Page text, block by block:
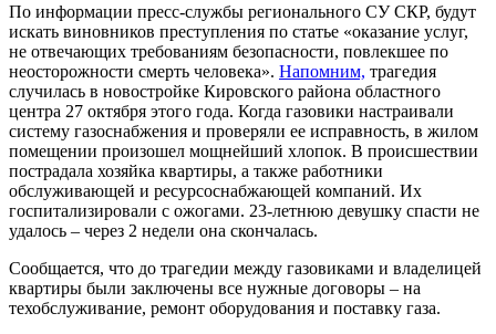
По информации пресс-службы регионального СУ СКР, будут
искать виновников преступления по статье «оказание услуг,
не отвечающих требованиям безопасности, повлекшее по
неосторожности смерть человека». Напомним, трагедия
случилась в новостройке Кировского района областного
центра 27 октября этого года. Когда газовики настраивали
систему газоснабжения и проверяли ее исправность, в жилом
помещении произошел мощнейший хлопок. В происшествии
пострадала хозяйка квартиры, а также работники
обслуживающей и ресурсоснабжающей компаний. Их
госпитализировали с ожогами. 23-летнюю девушку спасти не
удалось – через 2 недели она скончалась.
Сообщается, что до трагедии между газовиками и владелицей
квартиры были заключены все нужные договоры – на
техобслуживание, ремонт оборудования и поставку газа.